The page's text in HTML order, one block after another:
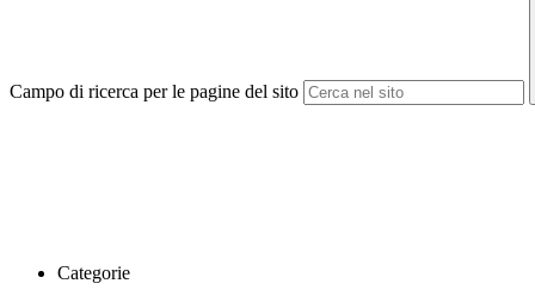
Campo di ricerca per le pagine del sito
Categorie